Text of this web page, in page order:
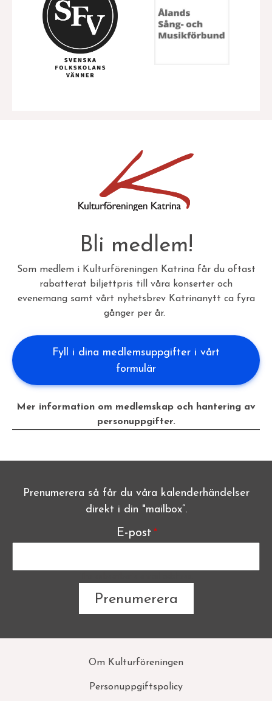
Bli medlem!
Som medlem i Kulturföreningen Katrina får du oftast
rabatterat biljettpris till våra konserter och
evenemang samt vårt nyhetsbrev Katrinanytt ca fyra
gånger per år.
Fyll i dina medlemsuppgifter i vårt
formulär
Mer information om medlemskap och hantering av
personuppgifter.
E-post
Prenumerera så får du våra kalenderhändelser
direkt i din "mailbox”.
Om Kulturföreningen
Personuppgiftspolicy